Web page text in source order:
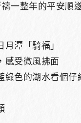
一整年的平安順
潭「騎福」
感受微風拂面
綠色的湖水看個仔